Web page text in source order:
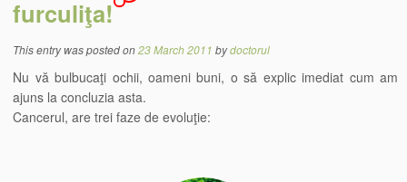
furculiţa!
This entry was posted on23 March 2011 bydoctorul
Nu vă bulbucaţi ochii, oameni buni, o să explic imediat cum am
ajuns la concluzia asta.
Cancerul, are trei faze de evoluţie: